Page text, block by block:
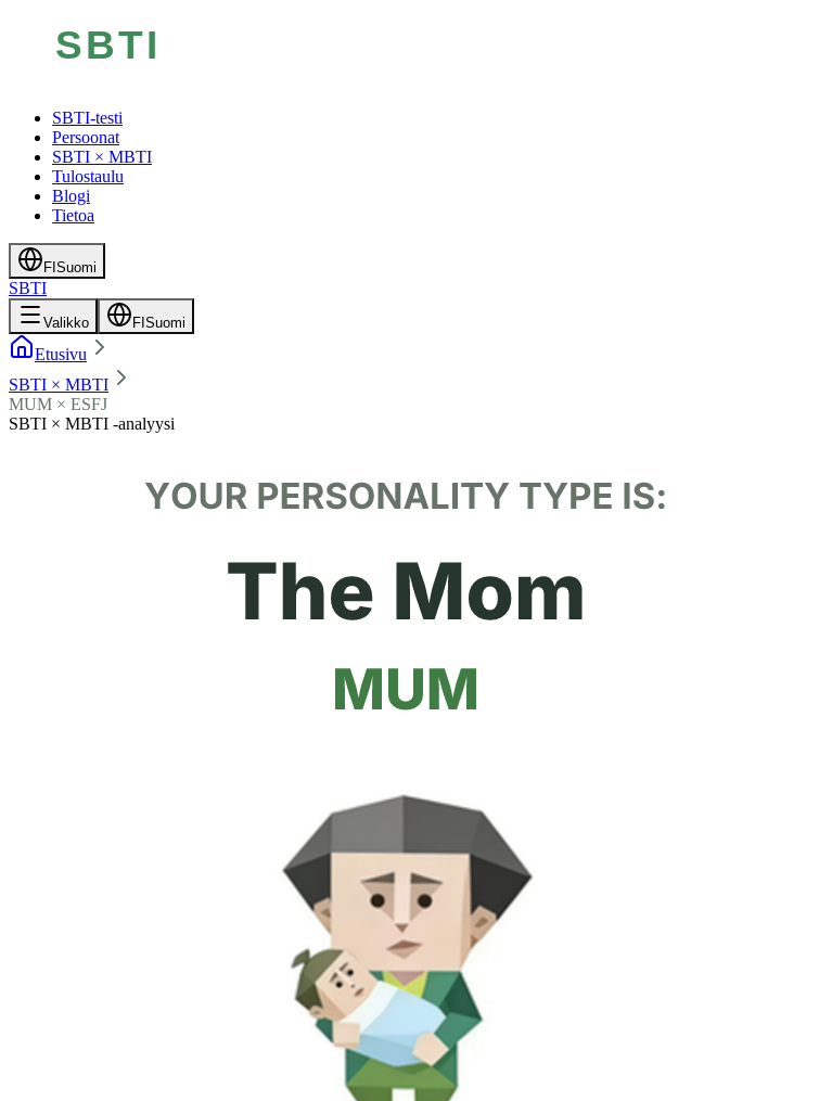
SBTI-testi
Persoonat
SBTI × MBTI
Tulostaulu
Blogi
Tietoa
FI Suomi
SBTI
Valikko FI Suomi
Etusivu
SBTI × MBTI
MUM × ESFJ
SBTI × MBTI -analyysi